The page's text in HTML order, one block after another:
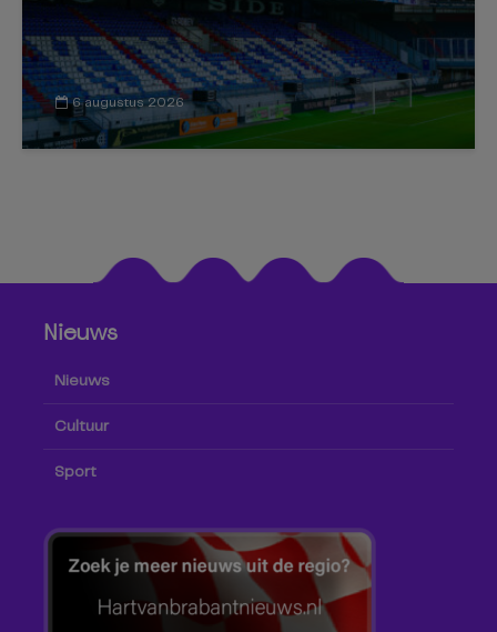
6 augustus 2026
Nieuws
Nieuws
Cultuur
Sport